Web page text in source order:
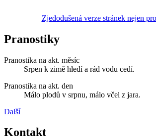
Zjedodušená verze stránek nejen
Pranostiky
Pranostika na akt. měsíc
Srpen k zimě hledí a rád vodu cedí.
Pranostika na akt. den
Málo plodů v srpnu, málo včel z jara.
Další
Kontakt